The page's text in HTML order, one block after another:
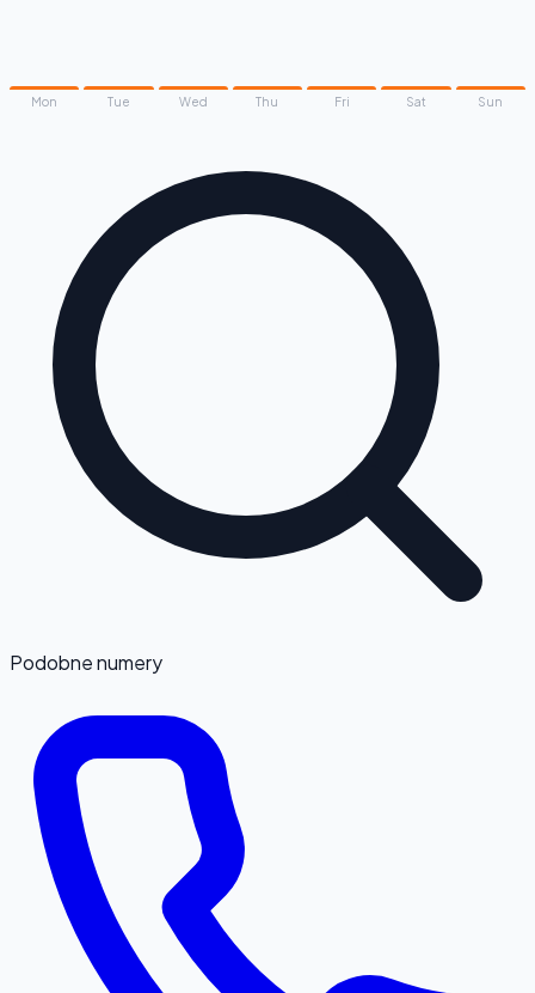
Mon Tue Wed Thu Fri Sat Sun
Podobne numery